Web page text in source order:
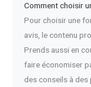
Comment choisir
Pour choisir une
avis, le contenu
Prends aussi en
faire économiser
des conseils à des